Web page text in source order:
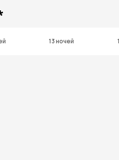
13 ночей